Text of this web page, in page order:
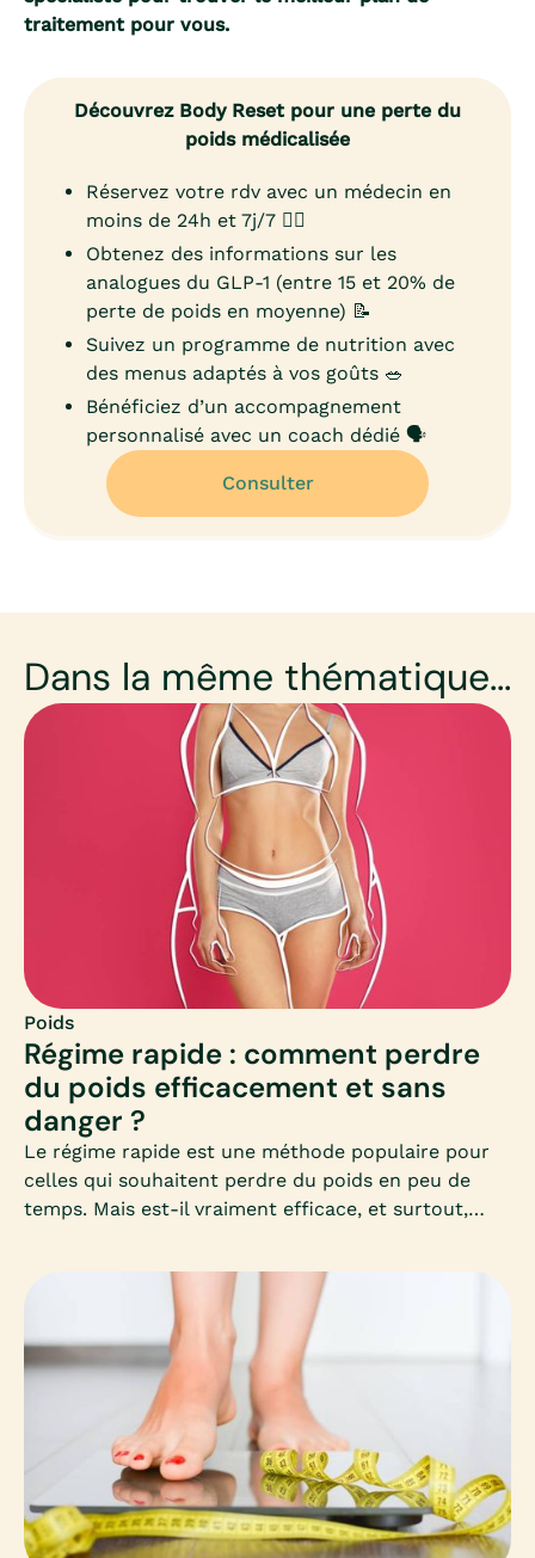
traitement pour vous.
Découvrez Body Reset pour une perte du
poids médicalisée
Réservez votre rdv avec un médecin en
moins de 24h et 7j/7 👨‍⚕️
Obtenez des informations sur les
analogues du GLP-1 (entre 15 et 20% de
perte de poids en moyenne) 📝
Suivez un programme de nutrition avec
des menus adaptés à vos goûts 🥗
Bénéficiez d’un accompagnement
personnalisé avec un coach dédié 🗣️
Consulter
Dans la même thématique...
Poids
Régime rapide : comment perdre
du poids efficacement et sans
danger ?
Le régime rapide est une méthode populaire pour
celles qui souhaitent perdre du poids en peu de
temps. Mais est-il vraiment efficace, et surtout,
appliquer un régime rapide adapté à vos besoins,
sans mettre votre corps en difficulté.